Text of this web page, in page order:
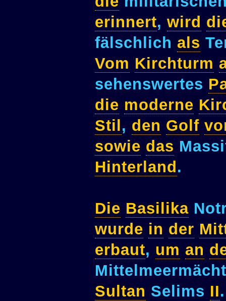
erinnert, wird
fälschlich als
Vom Kirchturm
sehenswertes
die moderne
Stil, den Golf
sowie das
Hinterland.
Die Basilika
wurde in der
erbaut, um an
Sultan Selims II